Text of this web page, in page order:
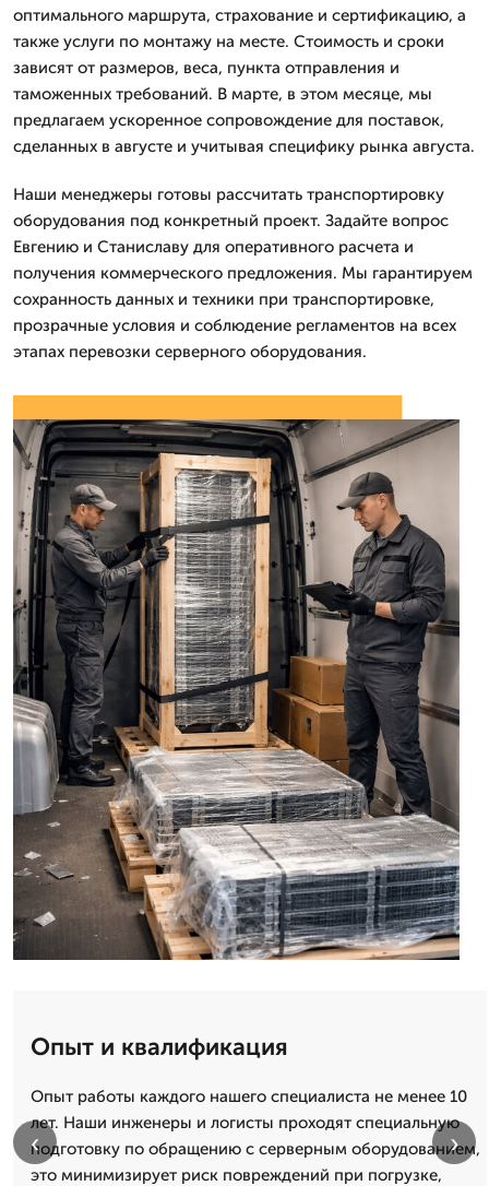
оптимального маршрута, страхование и сертификацию, а
также услуги по монтажу на месте. Стоимость и сроки
зависят от размеров, веса, пункта отправления и
таможенных требований. В марте, в этом месяце, мы
предлагаем ускоренное сопровождение для поставок,
сделанных в августе и учитывая специфику рынка августа.
Наши менеджеры готовы рассчитать транспортировку
оборудования под конкретный проект. Задайте вопрос
Евгению и Станиславу для оперативного расчета и
получения коммерческого предложения. Мы гарантируем
сохранность данных и техники при транспортировке,
прозрачные условия и соблюдение регламентов на всех
этапах перевозки серверного оборудования.
Опыт и квалификация
Опыт работы каждого нашего специалиста не менее 10
лет. Наши инженеры и логисты проходят специальную
подготовку по обращению с серверным оборудованием,
это минимизирует риск повреждений при погрузке,
‹ ›